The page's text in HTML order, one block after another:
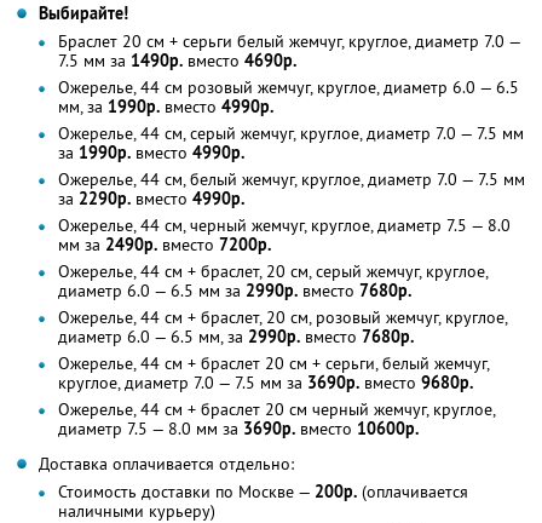
Выбирайте!
Браслет 20 см + серьги белый жемчуг, круглое, диаметр 7.0 —
7.5 мм за 1490р. вместо 4690р.
Ожерелье, 44 см розовый жемчуг, круглое, диаметр 6.0 — 6.5
мм, за 1990р. вместо 4990р.
Ожерелье, 44 см, серый жемчуг, круглое, диаметр 7.0 — 7.5 мм
за 1990р. вместо 4990р.
Ожерелье, 44 см, белый жемчуг, круглое, диаметр 7.0 — 7.5 мм
за 2290р. вместо 4990р.
Ожерелье, 44 см, черный жемчуг, круглое, диаметр 7.5 — 8.0
мм за 2490р. вместо 7200р.
Ожерелье, 44 см + браслет, 20 см, серый жемчуг, круглое,
диаметр 6.0 — 6.5 мм за 2990р. вместо 7680р.
Ожерелье, 44 см + браслет, 20 см, розовый жемчуг, круглое,
диаметр 6.0 — 6.5 мм, за 2990р. вместо 7680р.
Ожерелье, 44 см + браслет 20 см + серьги, белый жемчуг,
круглое, диаметр 7.0 — 7.5 мм за 3690р. вместо 9680р.
Ожерелье, 44 см + браслет 20 см черный жемчуг, круглое,
диаметр 7.5 — 8.0 мм за 3690р. вместо 10600р.
Доставка оплачивается отдельно:
Стоимость доставки по Москве — 200р. (оплачивается
наличными курьеру)